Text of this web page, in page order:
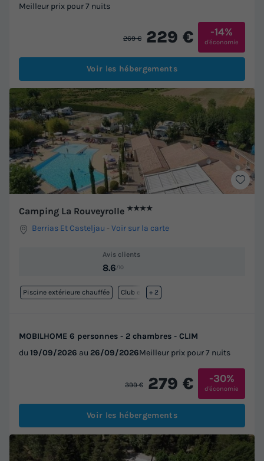
Meilleur prix pour 7 nuits
269 € 229 € -14%
d'économie
Voir les hébergements
Camping La Rouveyrolle ★★★★
Berrias Et Casteljau -Voir sur la carte
Avis clients
8.6/10
Piscine extérieure chauffée Club enfant
+ 2
MOBILHOME 6 personnes - 2 chambres - CLIM
du 19/09/2026 au 26/09/2026Meilleur prix pour 7 nuits
399 € 279 € -30%
d'économie
Voir les hébergements